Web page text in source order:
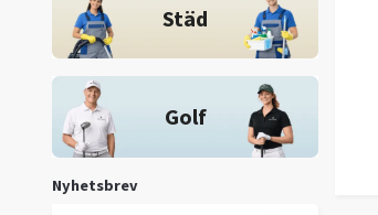
Städ
Golf
Nyhetsbrev